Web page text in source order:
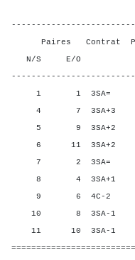
Paires Contrat
N/S E/O
1 1 3SA=
4 7 3SA+3
5 9 3SA+2
6 11
7 2 3SA=
8 4 3SA+1
9 6 4C-2
10 8 3SA-
11 10